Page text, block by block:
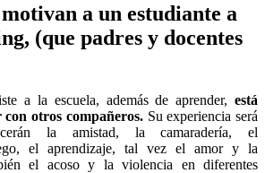
a un estudiante a
(que padres y docentes
a la escuela, además de aprender, está
otros compañeros.Su experiencia será
la amistad, la camaradería, el
el aprendizaje, tal vez el amor y la
el acoso y la violencia en diferentes